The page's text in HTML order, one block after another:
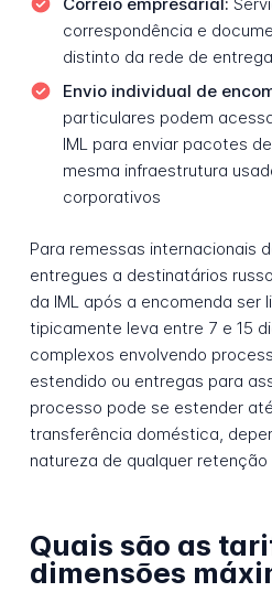
correspondência e
distinto da rede de
Envio individual de
particulares podem
IML para enviar pacotes
mesma infraestrutura
corporativos
Para remessas internacionais
entregues a destinatários
da IML após a encomenda ser
tipicamente leva entre 7 e 15
complexos envolvendo
estendido ou entregas para
processo pode se estender
transferência doméstica,
natureza de qualquer retenção
Quais são as
dimensões